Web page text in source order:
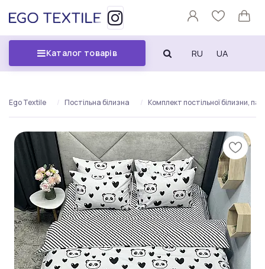
Каталог товарів RU UA
Ego Textile Постільна білизна Комплект постільної білизни,